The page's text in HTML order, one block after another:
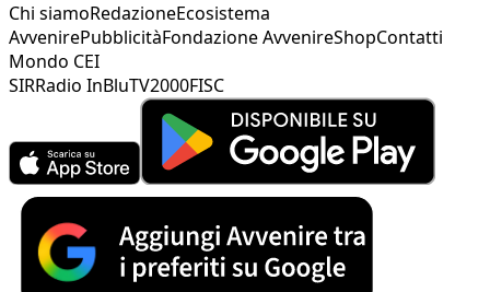
Chi siamoRedazioneEcosistema
AvvenirePubblicitàFondazione AvvenireShopContatti
Mondo CEI
SIRRadio InBluTV2000FISC